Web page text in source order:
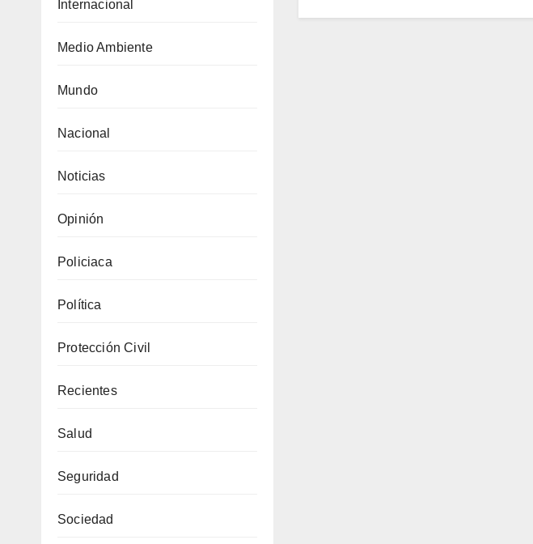
Internacional
Medio Ambiente
Mundo
Nacional
Noticias
Opinión
Policiaca
Política
Protección Civil
Recientes
Salud
Seguridad
Sociedad